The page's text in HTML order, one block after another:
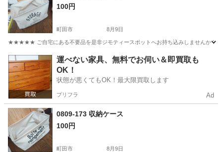
100円
町田市 8月9日
★★★★★ ご自宅にある不要品を是非ジモティースポットへお持ち込みしませんか？
東京 町田市 収納家具 現地
運べない家具、無料でお伺い＆即買取も
OK！
状態が悪くてもOK！最大限買取します
プリフラ Ad
0809-173 収納ケース
100円
町田市 8月9日